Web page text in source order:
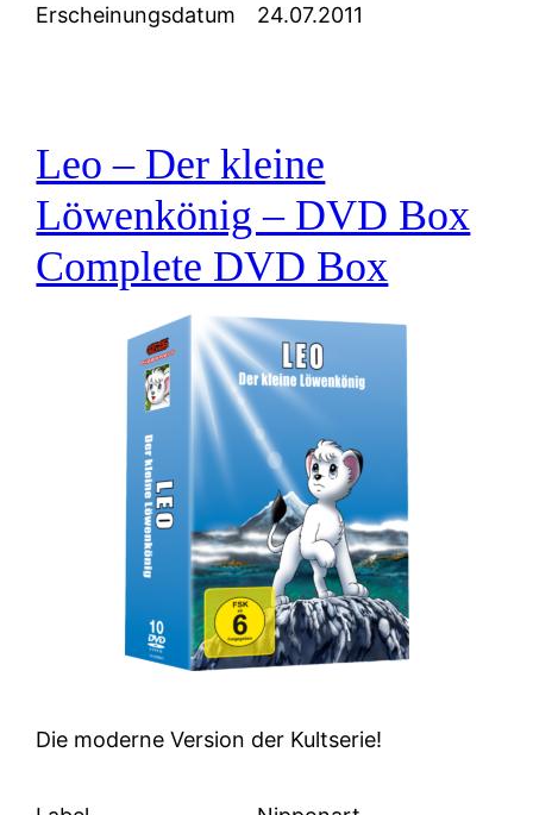
Erscheinungsdatum 24.07.2011
Leo – Der kleine
Löwenkönig – DVD Box
Complete DVD Box
Die moderne Version der Kultserie!